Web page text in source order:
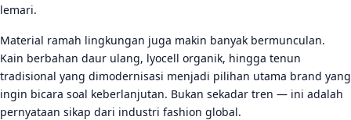
lemari.
Material ramah lingkungan juga makin banyak bermunculan.
Kain berbahan daur ulang, lyocell organik, hingga tenun
tradisional yang dimodernisasi menjadi pilihan utama brand yang
ingin bicara soal keberlanjutan. Bukan sekadar tren — ini adalah
pernyataan sikap dari industri fashion global.